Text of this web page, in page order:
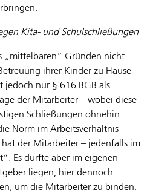
Kita- und Schulschließungen
„mittelbaren“ Gründen nicht
ihrer Kinder zu Hause
jedoch nur § 616 BGB als
der Mitarbeiter – wobei diese
Schließungen ohnehin
Norm im Arbeitsverhältnis
hat der Mitarbeiter – jedenfalls im
Es dürfte aber im eigenen
liegen, hier dennoch
um die Mitarbeiter zu binden.